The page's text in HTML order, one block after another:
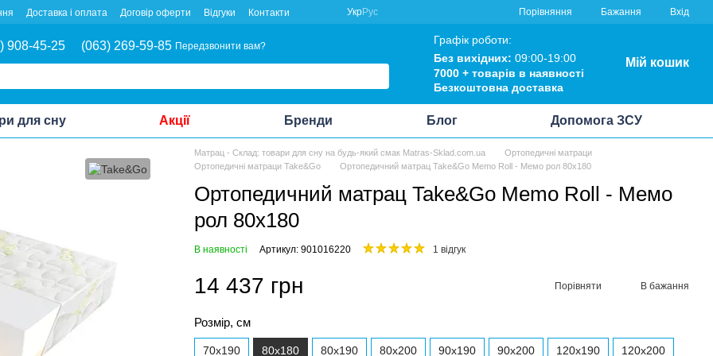
Доставка і оплата Договір оферти Відгуки Контакти УкрРус Порівняння Бажання Вхід
908-45-25 (063) 269-59-85 Передзвонити вам?
Графік роботи:
Без вихідних: 09:00-19:00
7000 + товарів в наявності
Безкоштовна доставка
Мій кошик
для сну Акції Бренди Блог Допомога ЗСУ
Матрац - Склад: товари для сну на будь-який смак Matras-Sklad.com.ua
Ортопедичні матраци
Ортопедичні матраци Take&Go
Ортопедичний матрац Take&Go Memo Roll - Мемо рол 80x180
Ортопедичний матрац Take&Go Memo Roll - Мемо
рол 80x180
В наявності Артикул: 901016220 1 відгук
14 437 грн Порівняти В бажання
Розмір, см
70x190 80х180 80x190 80x200 90x190 90x200 120x190 120x200